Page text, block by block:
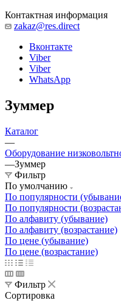
Контактная информация
zakaz@res.direct
Вконтакте
Viber
Viber
WhatsApp
Зуммер
Каталог
—
Оборудование
—Зуммер
Фильтр
По умолчанию
По популярности
По популярности
По алфавиту (убывание)
По алфавиту (возрастание)
По цене (убывание)
По цене (возрастание)
Фильтр
Сортировка